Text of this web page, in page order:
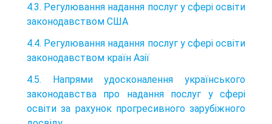
4.3. Регулювання надання послуг у сфері освіти
законодавством США
4.4. Регулювання надання послуг у сфері освіти
законодавством країн Азії
4.5. Напрями удосконалення українського
законодавства про надання послуг у сфері
освіти за рахунок прогресивного зарубіжного